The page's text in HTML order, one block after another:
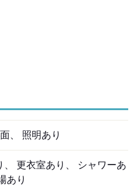
、 照明あり
、 更衣室あり、 シャワーあ
あり